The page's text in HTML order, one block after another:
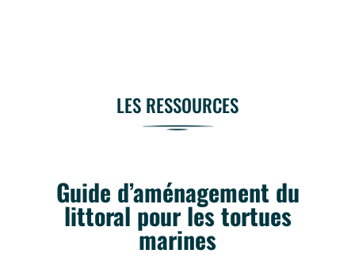
LES RESSOURCES
Guide d’aménagement du
littoral pour les tortues
marines